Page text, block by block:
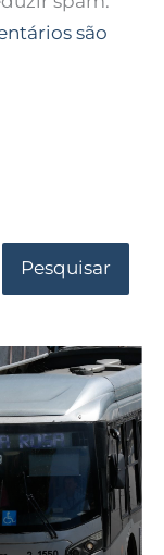
são
Pesquisar